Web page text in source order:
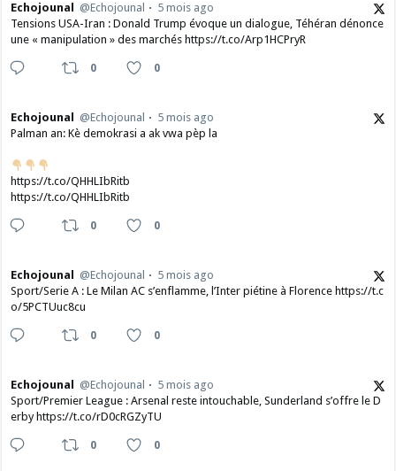
Echojounal @Echojounal
5 mois ago
Tensions USA-Iran : Donald Trump évoque un dialogue, Téhéran dénonce
une « manipulation » des marchés https://t.co/Arp1HCPryR
0 0
Echojounal @Echojounal
5 mois ago
Palman an: Kè demokrasi a ak vwa pèp la
https://t.co/QHHLIbRitb
https://t.co/QHHLIbRitb
0 0
Echojounal @Echojounal
5 mois ago
Sport/Serie A : Le Milan AC s’enflamme, l’Inter piétine à Florence https://t.c
o/5PCTUuc8cu
0 0
Echojounal @Echojounal
5 mois ago
Sport/Premier League : Arsenal reste intouchable, Sunderland s’offre le D
erby https://t.co/rD0cRGZyTU
0 0